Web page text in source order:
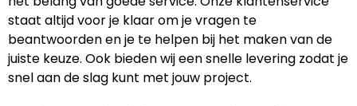
staat altijd voor je klaar om je vragen te
beantwoorden en je te helpen bij het maken van de
juiste keuze. Ook bieden wij een snelle levering zodat je
snel aan de slag kunt met jouw project.